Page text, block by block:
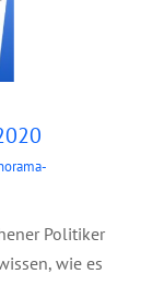
Politiker
wie es